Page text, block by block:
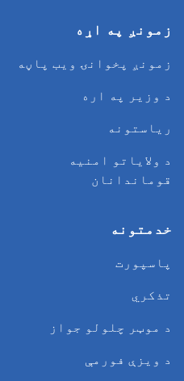
زمونږ په اړه
زمونږ پخوانۍ ویب پاڼه
د وزیر په اره
ریاستونه
د ولایاتو امنیه
قوماندانان
خدمتونه
پاسپورت
تذکري
د موټر چلولو جواز
د ویزې فورمې